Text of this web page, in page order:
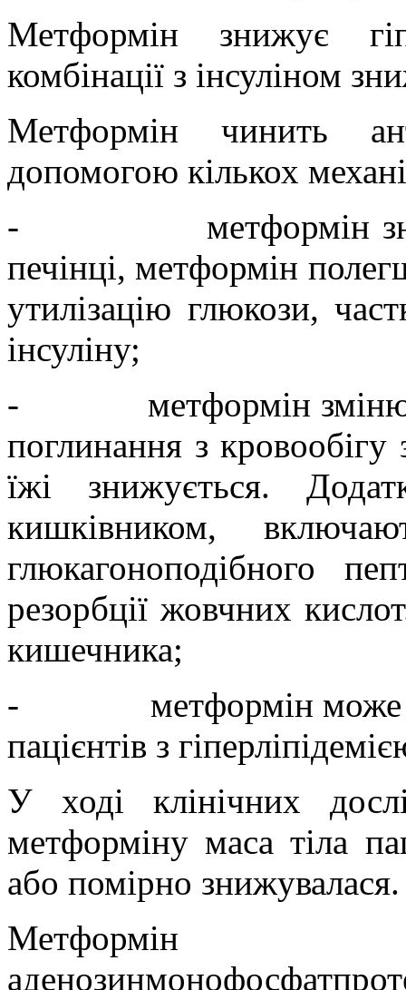
Метформін знижує
комбінації з інсуліном
Метформін чинить
допомогою кількох
-
метформін
печінці, метформін
утилізацію глюкози,
інсуліну;
-
метформін
поглинання з кровообігу
їжі знижується.
кишківником,
глюкагоноподібного
резорбції жовчних
кишечника;
-
метформін
пацієнтів з
У ході клінічних
метформіну маса тіла
або помірно знижувалася.
Метформін